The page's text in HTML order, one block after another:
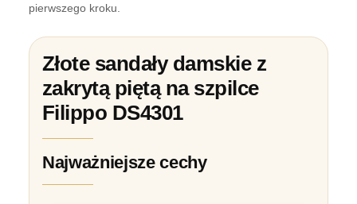
pierwszego kroku.
Złote sandały damskie z
zakrytą piętą na szpilce
Filippo DS4301
Najważniejsze cechy